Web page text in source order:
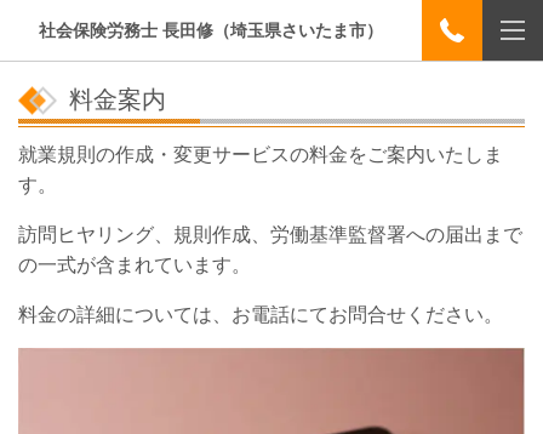
社会保険労務士 長田修（埼玉県さいたま市）
料金案内
就業規則の作成・変更サービスの料金をご案内いたしま
す。
訪問ヒヤリング、規則作成、労働基準監督署への届出まで
の一式が含まれています。
料金の詳細については、お電話にてお問合せください。